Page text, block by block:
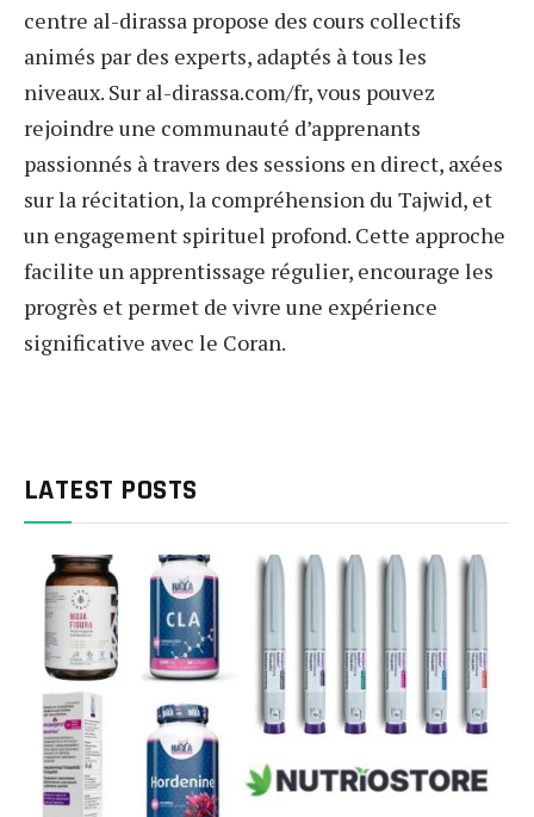
centre al-dirassa propose des cours collectifs
animés par des experts, adaptés à tous les
niveaux. Sur al-dirassa.com/fr, vous pouvez
rejoindre une communauté d’apprenants
passionnés à travers des sessions en direct, axées
sur la récitation, la compréhension du Tajwid, et
un engagement spirituel profond. Cette approche
facilite un apprentissage régulier, encourage les
progrès et permet de vivre une expérience
significative avec le Coran.
LATEST POSTS